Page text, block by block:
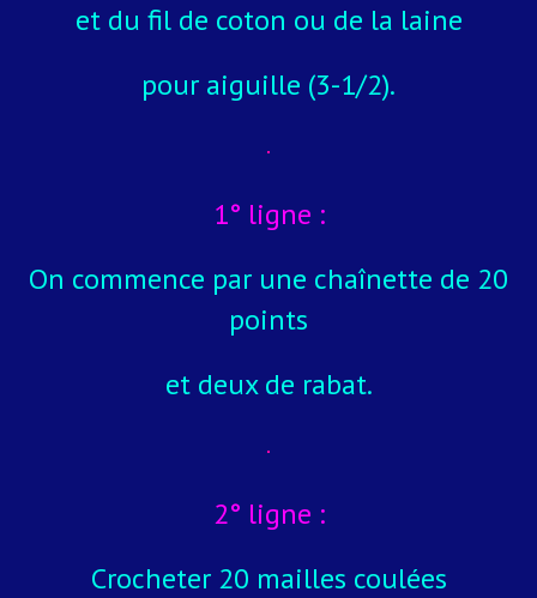
et du fil de coton ou de la laine
pour aiguille (3-1/2).
1° ligne :
On commence par une chaînette de 20
points
et deux de rabat.
2° ligne :
Crocheter 20 mailles coulées